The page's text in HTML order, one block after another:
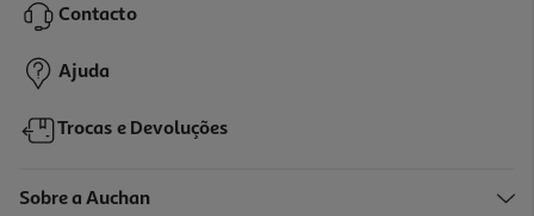
Contacto
Ajuda
Trocas e Devoluções
Sobre a Auchan